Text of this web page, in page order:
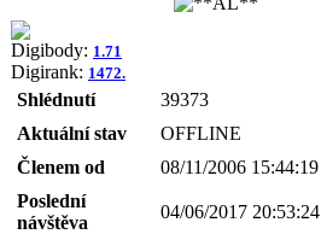
Digibody: 1.71
Digirank: 1472.
Shlédnutí
39373
Aktuální stav
OFFLINE
Členem od
08/11/2006 15:44:19
Poslední
návštěva
04/06/2017 20:53:24